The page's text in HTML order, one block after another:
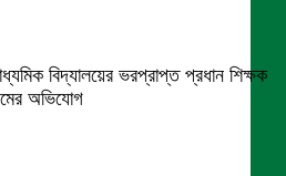
বিদ্যালয়ের ভরপ্রাপ্ত প্রধান শিক্ষক
অভিযোগ